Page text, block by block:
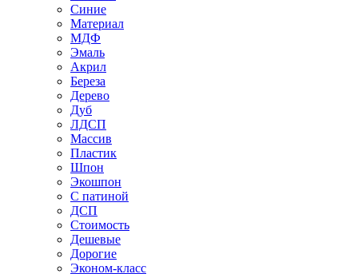
Синие
Материал
МДФ
Эмаль
Акрил
Береза
Дерево
Дуб
ЛДСП
Массив
Пластик
Шпон
Экошпон
С патиной
ДСП
Стоимость
Дешевые
Дорогие
Эконом-класс